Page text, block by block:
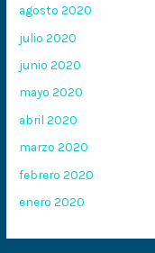
agosto 2020
julio 2020
junio 2020
mayo 2020
abril 2020
marzo 2020
febrero 2020
enero 2020